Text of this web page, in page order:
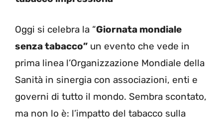
Oggi si celebra la “Giornata mondiale
senza tabacco” un evento che vede in
prima linea l’Organizzazione Mondiale della
Sanità in sinergia con associazioni, enti e
governi di tutto il mondo. Sembra scontato,
ma non lo è: l’impatto del tabacco sulla